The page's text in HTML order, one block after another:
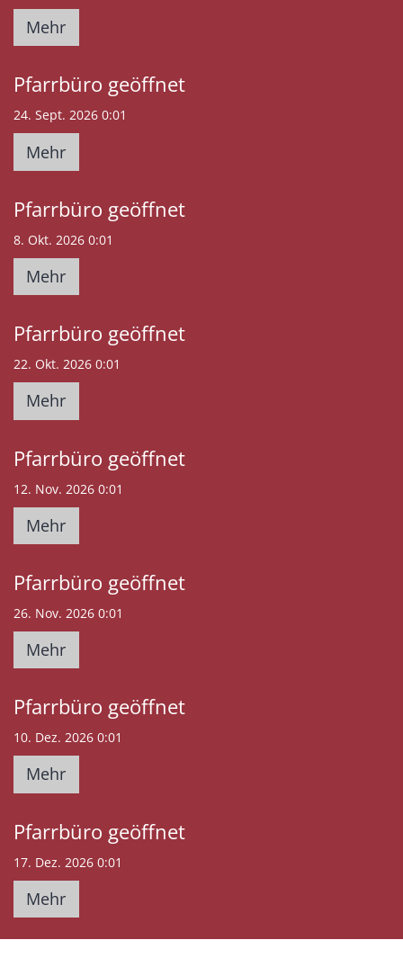
Mehr
Pfarrbüro geöffnet
24. Sept. 2026 0:01
Mehr
Pfarrbüro geöffnet
8. Okt. 2026 0:01
Mehr
Pfarrbüro geöffnet
22. Okt. 2026 0:01
Mehr
Pfarrbüro geöffnet
12. Nov. 2026 0:01
Mehr
Pfarrbüro geöffnet
26. Nov. 2026 0:01
Mehr
Pfarrbüro geöffnet
10. Dez. 2026 0:01
Mehr
Pfarrbüro geöffnet
17. Dez. 2026 0:01
Mehr